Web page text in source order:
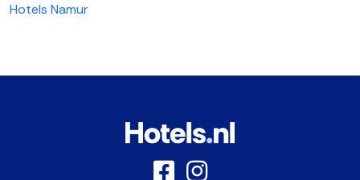
Hotels Namur